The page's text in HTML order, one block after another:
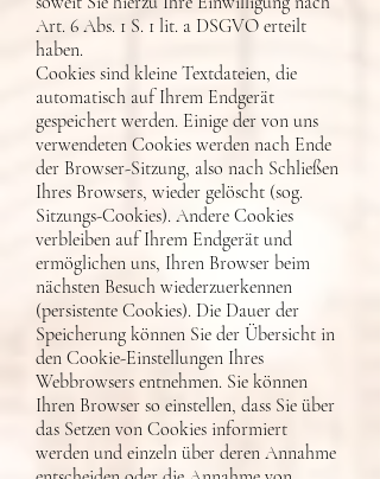
Art. 6 Abs. 1 S. 1 lit. a DSGVO erteilt
haben.
Cookies sind kleine Textdateien, die
automatisch auf Ihrem Endgerät
gespeichert werden. Einige der von uns
verwendeten Cookies werden nach Ende
der Browser-Sitzung, also nach Schließen
Ihres Browsers, wieder gelöscht (sog.
Sitzungs-Cookies). Andere Cookies
verbleiben auf Ihrem Endgerät und
ermöglichen uns, Ihren Browser beim
nächsten Besuch wiederzuerkennen
(persistente Cookies). Die Dauer der
Speicherung können Sie der Übersicht in
den Cookie-Einstellungen Ihres
Webbrowsers entnehmen. Sie können
Ihren Browser so einstellen, dass Sie über
das Setzen von Cookies informiert
werden und einzeln über deren Annahme